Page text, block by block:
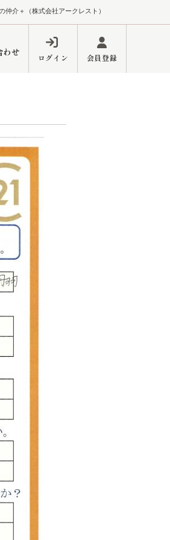
仲介＋（株式会社アークレスト）
東大和市
ブログ
わせ ログイン 会員登録